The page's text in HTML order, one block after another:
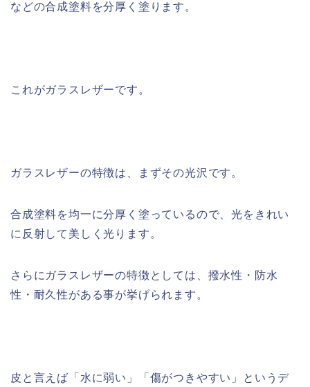
などの合成塗料を分厚く塗ります。
これがガラスレザーです。
ガラスレザーの特徴は、まずその光沢です。
合成塗料を均一に分厚く塗っているので、光をきれい
に反射して美しく光ります。
さらにガラスレザーの特徴としては、撥水性・防水
性・耐久性がある事が挙げられます。
皮と言えば「水に弱い」「傷がつきやすい」というデ